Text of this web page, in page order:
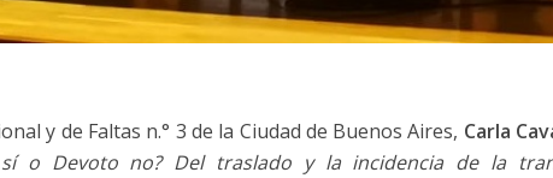
y de Faltas n.° 3 de la Ciudad de Buenos Aires, Carla
sí o Devoto no? Del traslado y la incidencia de la